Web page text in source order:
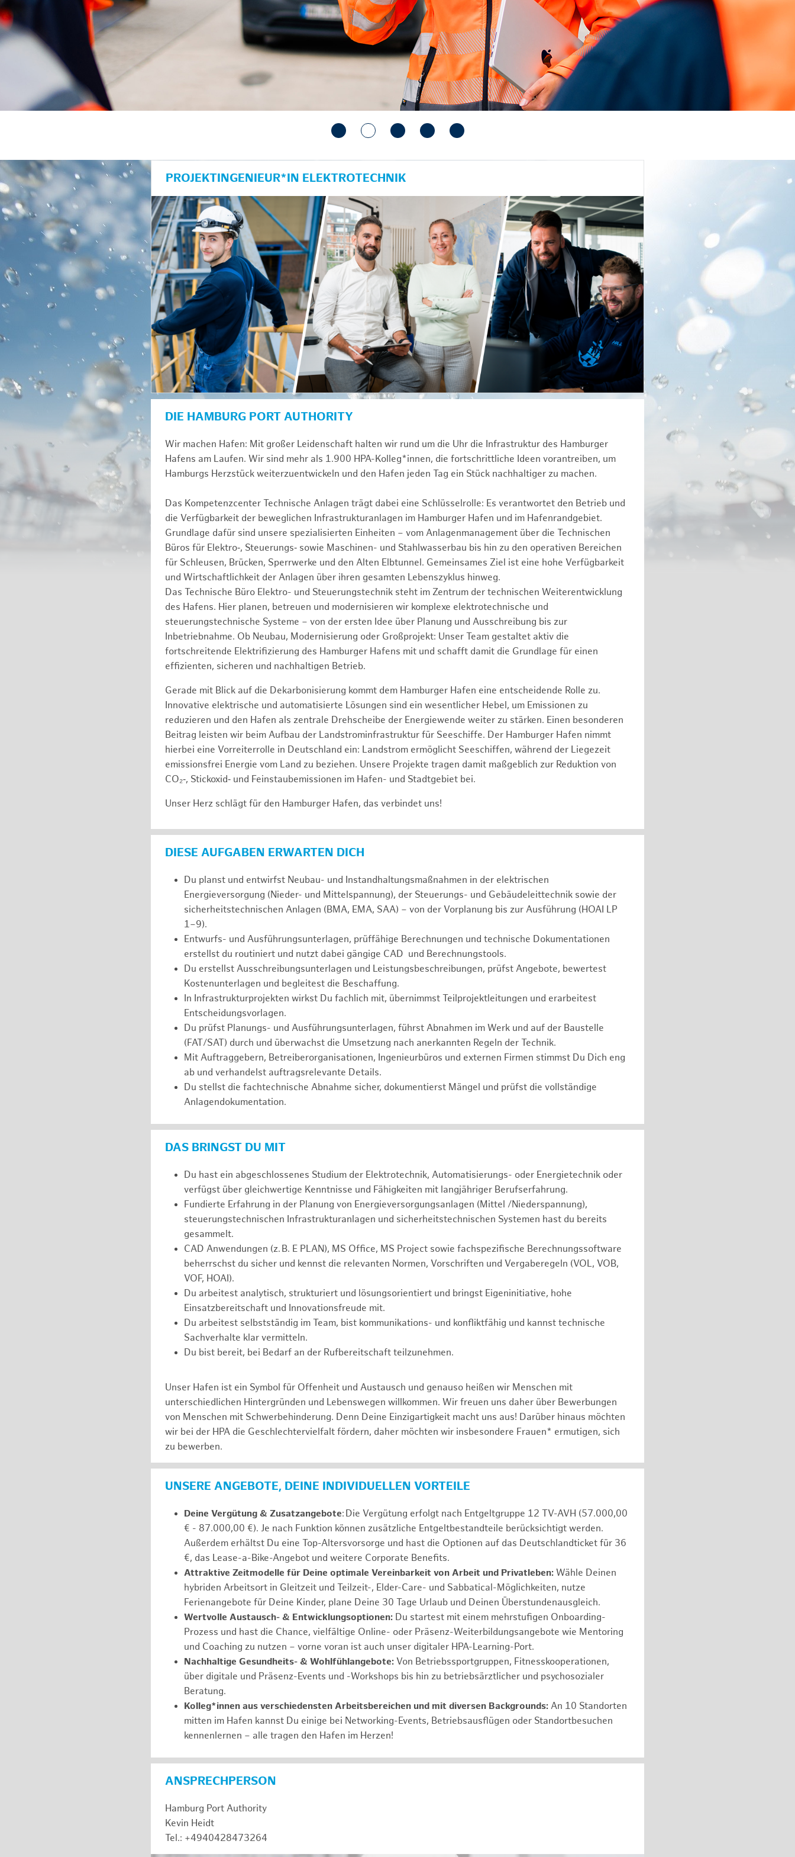
anzeigen/schließen
PROJEKTINGENIEUR*IN ELEKTROTECHNIK
DIE HAMBURG PORT AUTHORITY
Wir machen Hafen: Mit großer Leidenschaft halten wir rund um die Uhr die Infrastruktur des Hamburger
Hafens am Laufen. Wir sind mehr als 1.900 HPA-Kolleg*innen, die fortschrittliche Ideen vorantreiben, um
Hamburgs Herzstück weiterzuentwickeln und den Hafen jeden Tag ein Stück nachhaltiger zu machen.
Das Kompetenzcenter Technische Anlagen trägt dabei eine Schlüsselrolle: Es verantwortet den Betrieb und
die Verfügbarkeit der beweglichen Infrastrukturanlagen im Hamburger Hafen und im Hafenrandgebiet.
Grundlage dafür sind unsere spezialisierten Einheiten – vom Anlagenmanagement über die Technischen
Büros für Elektro‑, Steuerungs‑ sowie Maschinen- und Stahlwasserbau bis hin zu den operativen Bereichen
für Schleusen, Brücken, Sperrwerke und den Alten Elbtunnel. Gemeinsames Ziel ist eine hohe Verfügbarkeit
und Wirtschaftlichkeit der Anlagen über ihren gesamten Lebenszyklus hinweg.
Das Technische Büro Elektro- und Steuerungstechnik steht im Zentrum der technischen Weiterentwicklung
des Hafens. Hier planen, betreuen und modernisieren wir komplexe elektrotechnische und
steuerungstechnische Systeme – von der ersten Idee über Planung und Ausschreibung bis zur
Inbetriebnahme. Ob Neubau, Modernisierung oder Großprojekt: Unser Team gestaltet aktiv die
fortschreitende Elektrifizierung des Hamburger Hafens mit und schafft damit die Grundlage für einen
effizienten, sicheren und nachhaltigen Betrieb.
Gerade mit Blick auf die Dekarbonisierung kommt dem Hamburger Hafen eine entscheidende Rolle zu.
Innovative elektrische und automatisierte Lösungen sind ein wesentlicher Hebel, um Emissionen zu
reduzieren und den Hafen als zentrale Drehscheibe der Energiewende weiter zu stärken. Einen besonderen
Beitrag leisten wir beim Aufbau der Landstrominfrastruktur für Seeschiffe. Der Hamburger Hafen nimmt
hierbei eine Vorreiterrolle in Deutschland ein: Landstrom ermöglicht Seeschiffen, während der Liegezeit
emissionsfrei Energie vom Land zu beziehen. Unsere Projekte tragen damit maßgeblich zur Reduktion von
CO₂‑, Stickoxid‑ und Feinstaubemissionen im Hafen- und Stadtgebiet bei.
Unser Herz schlägt für den Hamburger Hafen, das verbindet uns!
DIESE AUFGABEN ERWARTEN DICH
Du planst und entwirfst Neubau- und Instandhaltungsmaßnahmen in der elektrischen
Energieversorgung (Nieder- und Mittelspannung), der Steuerungs- und Gebäudeleittechnik sowie der
sicherheitstechnischen Anlagen (BMA, EMA, SAA) – von der Vorplanung bis zur Ausführung (HOAI LP
1–9).
Entwurfs- und Ausführungsunterlagen, prüffähige Berechnungen und technische Dokumentationen
erstellst du routiniert und nutzt dabei gängige CAD und Berechnungstools.
Du erstellst Ausschreibungsunterlagen und Leistungsbeschreibungen, prüfst Angebote, bewertest
Kostenunterlagen und begleitest die Beschaffung.
In Infrastrukturprojekten wirkst Du fachlich mit, übernimmst Teilprojektleitungen und erarbeitest
Entscheidungsvorlagen.
Du prüfst Planungs- und Ausführungsunterlagen, führst Abnahmen im Werk und auf der Baustelle
(FAT/SAT) durch und überwachst die Umsetzung nach anerkannten Regeln der Technik.
Mit Auftraggebern, Betreiberorganisationen, Ingenieurbüros und externen Firmen stimmst Du Dich eng
ab und verhandelst auftragsrelevante Details.
Du stellst die fachtechnische Abnahme sicher, dokumentierst Mängel und prüfst die vollständige
Anlagendokumentation.
DAS BRINGST DU MIT
Du hast ein abgeschlossenes Studium der Elektrotechnik, Automatisierungs- oder Energietechnik oder
verfügst über gleichwertige Kenntnisse und Fähigkeiten mit langjähriger Berufserfahrung.
Fundierte Erfahrung in der Planung von Energieversorgungsanlagen (Mittel /Niederspannung),
steuerungstechnischen Infrastrukturanlagen und sicherheitstechnischen Systemen hast du bereits
gesammelt.
CAD Anwendungen (z. B. E PLAN), MS Office, MS Project sowie fachspezifische Berechnungssoftware
beherrschst du sicher und kennst die relevanten Normen, Vorschriften und Vergaberegeln (VOL, VOB,
VOF, HOAI).
Du arbeitest analytisch, strukturiert und lösungsorientiert und bringst Eigeninitiative, hohe
Einsatzbereitschaft und Innovationsfreude mit.
Du arbeitest selbstständig im Team, bist kommunikations- und konfliktfähig und kannst technische
Sachverhalte klar vermitteln.
Du bist bereit, bei Bedarf an der Rufbereitschaft teilzunehmen.
Unser Hafen ist ein Symbol für Offenheit und Austausch und genauso heißen wir Menschen mit
unterschiedlichen Hintergründen und Lebenswegen willkommen. Wir freuen uns daher über Bewerbungen
von Menschen mit Schwerbehinderung. Denn Deine Einzigartigkeit macht uns aus! Darüber hinaus möchten
wir bei der HPA die Geschlechtervielfalt fördern, daher möchten wir insbesondere Frauen* ermutigen, sich
zu bewerben.
UNSERE ANGEBOTE, DEINE INDIVIDUELLEN VORTEILE
Deine Vergütung & Zusatzangebote: Die Vergütung erfolgt nach Entgeltgruppe 12 TV-AVH (57.000,00
€ - 87.000,00 €). Je nach Funktion können zusätzliche Entgeltbestandteile berücksichtigt werden.
Außerdem erhältst Du eine Top-Altersvorsorge und hast die Optionen auf das Deutschlandticket für 36
€, das Lease-a-Bike-Angebot und weitere Corporate Benefits.
Attraktive Zeitmodelle für Deine optimale Vereinbarkeit von Arbeit und Privatleben: Wähle Deinen
hybriden Arbeitsort in Gleitzeit und Teilzeit-, Elder-Care- und Sabbatical-Möglichkeiten, nutze
Ferienangebote für Deine Kinder, plane Deine 30 Tage Urlaub und Deinen Überstundenausgleich.
Wertvolle Austausch- & Entwicklungsoptionen: Du startest mit einem mehrstufigen Onboarding-
Prozess und hast die Chance, vielfältige Online- oder Präsenz-Weiterbildungsangebote wie Mentoring
und Coaching zu nutzen – vorne voran ist auch unser digitaler HPA-Learning-Port.
Nachhaltige Gesundheits- & Wohlfühlangebote: Von Betriebssportgruppen, Fitnesskooperationen,
über digitale und Präsenz-Events und -Workshops bis hin zu betriebsärztlicher und psychosozialer
Beratung.
Kolleg*innen aus verschiedensten Arbeitsbereichen und mit diversen Backgrounds: An 10 Standorten
mitten im Hafen kannst Du einige bei Networking-Events, Betriebsausflügen oder Standortbesuchen
kennenlernen – alle tragen den Hafen im Herzen!
ANSPRECHPERSON
Hamburg Port Authority
Kevin Heidt
Tel.: +4940428473264